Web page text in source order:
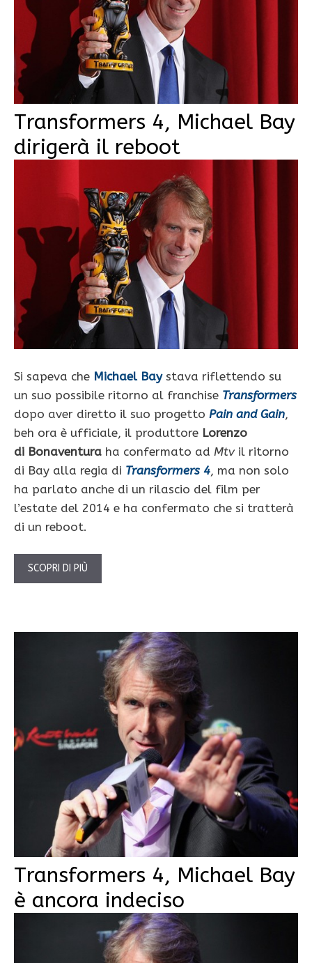
Transformers 4, Michael Bay
dirigerà il reboot
Si sapeva che Michael Baystava riflettendo su
un suo possibile ritorno al franchise Transformers
dopo aver diretto il suo progetto Pain and Gain,
beh ora è ufficiale, il produttore Lorenzo
di Bonaventura ha confermato ad Mtv il ritorno
di Bay alla regia di Transformers 4, ma non solo
ha parlato anche di un rilascio del film per
l’estate del 2014 e ha confermato che si tratterà
di un reboot.
SCOPRI DI PIÙ
Transformers 4, Michael Bay
è ancora indeciso